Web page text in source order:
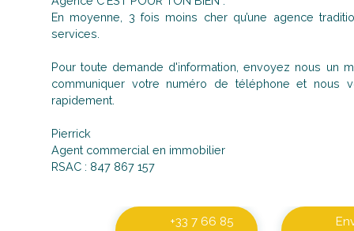
En moyenne, 3 fois moins cher qu’une agence
services.
Pour toute demande d'information, envoyez nous un
communiquer votre numéro de téléphone et nous
rapidement.
Pierrick
Agent commercial en immobilier
RSAC : 847 867 157
+33 7 66 85